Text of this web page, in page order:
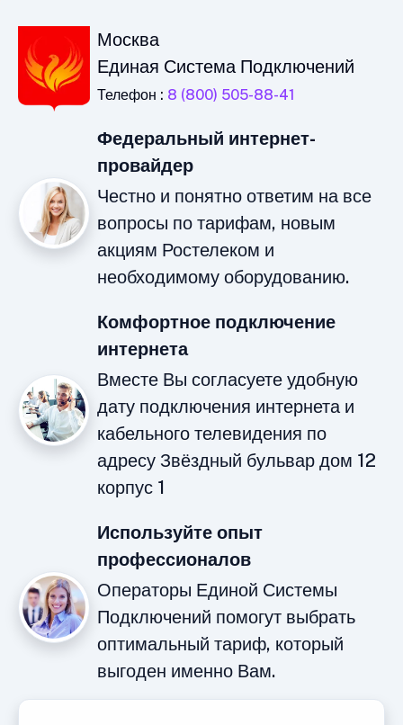
Москва
Единая Система Подключений
Телефон : 8 (800) 505-88-41
Федеральный интернет-
провайдер
Честно и понятно ответим на все
вопросы по тарифам, новым
акциям Ростелеком и
необходимому оборудованию.
Комфортное подключение
интернета
Вместе Вы согласуете удобную
дату подключения интернета и
кабельного телевидения по
адресу Звёздный бульвар дом 12
корпус 1
Используйте опыт
профессионалов
Операторы Единой Системы
Подключений помогут выбрать
оптимальный тариф, который
выгоден именно Вам.